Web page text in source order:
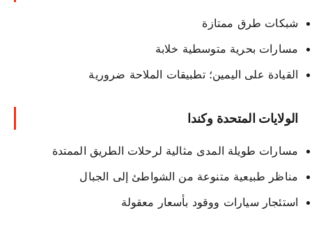
شبكات طرق ممتازة
مسارات بحرية متوسطية خلابة
القيادة على اليمين؛ تطبيقات الملاحة ضرورية
الولايات المتحدة وكندا
مسارات طويلة المدى مثالية لرحلات الطريق الممتدة
مناظر طبيعية متنوعة من الشواطئ إلى الجبال
استئجار سيارات ووقود بأسعار معقولة